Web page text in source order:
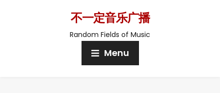
不一定音乐广播
Random Fields of Music
Menu